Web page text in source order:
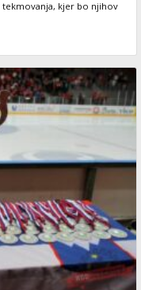
tekmovanja, kjer bo njihov